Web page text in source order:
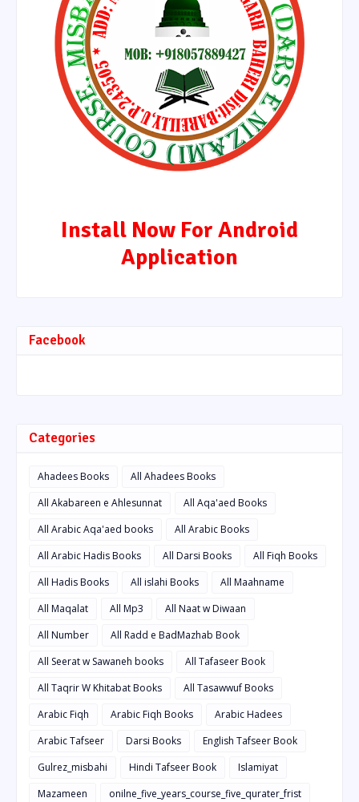
Install Now For Android
Application
Facebook
Categories
Ahadees Books
All Ahadees Books
All Akabareen e Ahlesunnat
All Aqa'aed Books
All Arabic Aqa'aed books
All Arabic Books
All Arabic Hadis Books
All Darsi Books
All Fiqh Books
All Hadis Books
All islahi Books
All Maahname
All Maqalat
All Mp3
All Naat w Diwaan
All Number
All Radd e BadMazhab Book
All Seerat w Sawaneh books
All Tafaseer Book
All Taqrir W Khitabat Books
All Tasawwuf Books
Arabic Fiqh
Arabic Fiqh Books
Arabic Hadees
Arabic Tafseer
Darsi Books
English Tafseer Book
Gulrez_misbahi
Hindi Tafseer Book
Islamiyat
Mazameen
onilne_five_years_course_five_qurater_frist